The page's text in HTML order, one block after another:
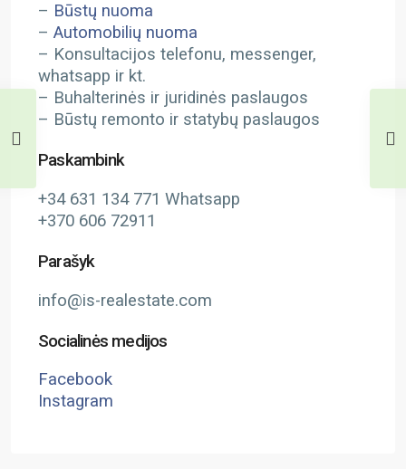
– Būstų nuoma
– Automobilių nuoma
– Konsultacijos telefonu, messenger,
whatsapp ir kt.
– Buhalterinės ir juridinės paslaugos
– Būstų remonto ir statybų paslaugos
Paskambink
+34 631 134 771 Whatsapp
+370 606 72911
Parašyk
info@is-realestate.com
Socialinės medijos
Facebook
Instagram